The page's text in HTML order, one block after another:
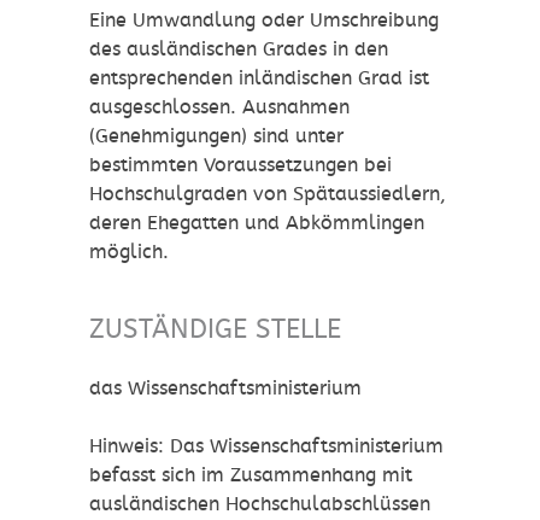
Eine Umwandlung oder Umschreibung
des ausländischen Grades in den
entsprechenden inländischen Grad ist
ausgeschlossen. Ausnahmen
(Genehmigungen) sind unter
bestimmten Voraussetzungen bei
Hochschulgraden von Spätaussiedlern,
deren Ehegatten und Abkömmlingen
möglich.
ZUSTÄNDIGE STELLE
das Wissenschaftsministerium
Hinweis: Das Wissenschaftsministerium
befasst sich im Zusammenhang mit
ausländischen Hochschulabschlüssen